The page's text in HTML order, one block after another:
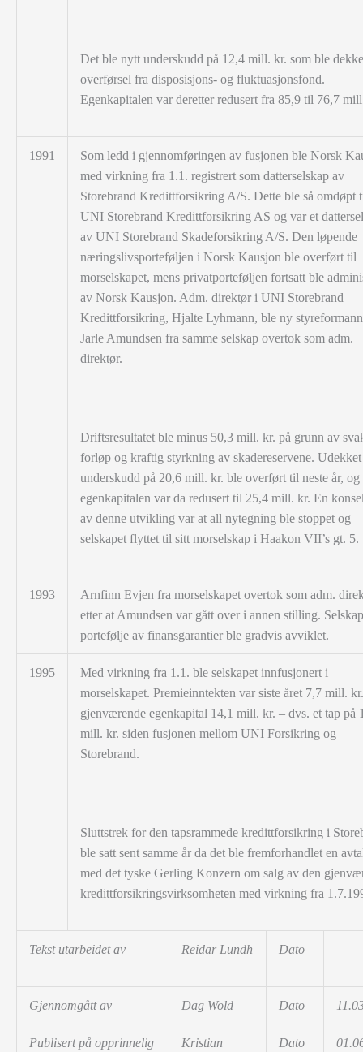
Det ble nytt underskudd på 12,4 mill. kr. som ble
overførsel fra disposisjons- og fluktuasjonsfond.
Egenkapitalen var deretter redusert fra 85,9 til 76,7
1991
Som ledd i gjennomføringen av fusjonen ble Norsk
med virkning fra 1.1. registrert som datterselskap av
Storebrand Kredittforsikring A/S. Dette ble så omdøpt
UNI Storebrand Kredittforsikring AS og var et
av UNI Storebrand Skadeforsikring A/S. Den løpende
næringslivsporteføljen i Norsk Kausjon ble overført til
morselskapet, mens privatporteføljen fortsatt ble
av Norsk Kausjon. Adm. direktør i UNI Storebrand
Kredittforsikring, Hjalte Lyhmann, ble ny
Jarle Amundsen fra samme selskap overtok som adm.
direktør.
Driftsresultatet ble minus 50,3 mill. kr. på grunn av
forløp og kraftig styrkning av skadereservene. Udekket
underskudd på 20,6 mill. kr. ble overført til neste år, og
egenkapitalen var da redusert til 25,4 mill. kr. En
av denne utvikling var at all nytegning ble stoppet og
selskapet flyttet til sitt morselskap i Haakon VII’s gt. 5.
1993
Arnfinn Evjen fra morselskapet overtok som adm.
etter at Amundsen var gått over i annen stilling.
portefølje av finansgarantier ble gradvis avviklet.
1995
Med virkning fra 1.1. ble selskapet innfusjonert i
morselskapet. Premieinntekten var siste året 7,7 mill.
gjenværende egenkapital 14,1 mill. kr. – dvs. et tap på
mill. kr. siden fusjonen mellom UNI Forsikring og
Storebrand.
Sluttstrek for den tapsrammede kredittforsikring i
ble satt sent samme år da det ble fremforhandlet en
med det tyske Gerling Konzern om salg av den
kredittforsikringsvirksomheten med virkning fra
Tekst utarbeidet av Reidar Lundh Dato
Gjennomgått av Dag Wold Dato
Publisert på opprinnelig
Kristian
Dato